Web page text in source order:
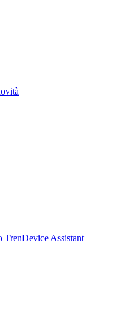
TrenDevice Assistant